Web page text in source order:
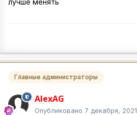
лучше менять
Главные администраторы
AlexAG
Опубликовано 7 декабря, 2021